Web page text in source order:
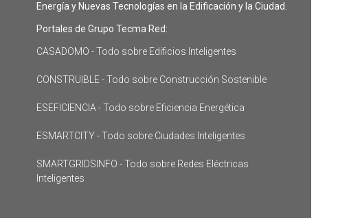
Energía y Nuevas Tecnologías en la Edificación y la Ciudad.
Portales de Grupo Tecma Red:
CASADOMO - Todo sobre Edificios Inteligentes
CONSTRUIBLE - Todo sobre Construcción Sostenible
ESEFICIENCIA - Todo sobre Eficiencia Energética
ESMARTCITY - Todo sobre Ciudades Inteligentes
SMARTGRIDSINFO - Todo sobre Redes Eléctricas
Inteligentes